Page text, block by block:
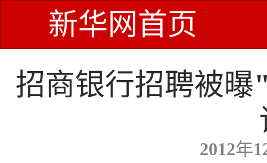
新华网首页
招商银行招聘被
2012年